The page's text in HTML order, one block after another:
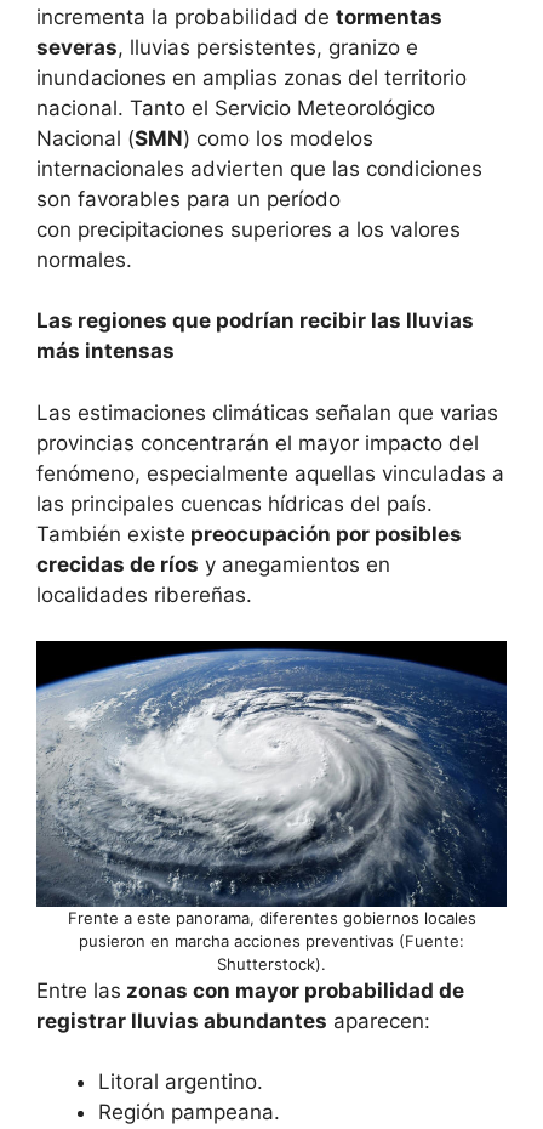
incrementa la probabilidad de tormentas
severas, lluvias persistentes, granizo e
inundaciones en amplias zonas del territorio
nacional. Tanto el Servicio Meteorológico
Nacional (SMN) como los modelos
internacionales advierten que las condiciones
son favorables para un período
con precipitaciones superiores a los valores
normales.
Las regiones que podrían recibir las lluvias
más intensas
Las estimaciones climáticas señalan que varias
provincias concentrarán el mayor impacto del
fenómeno, especialmente aquellas vinculadas a
las principales cuencas hídricas del país.
También existe preocupación por posibles
crecidas de ríos y anegamientos en
localidades ribereñas.
Frente a este panorama, diferentes gobiernos locales
pusieron en marcha acciones preventivas (Fuente:
Shutterstock).
Entre las zonas con mayor probabilidad de
registrar lluvias abundantes aparecen:
Litoral argentino.
Región pampeana.